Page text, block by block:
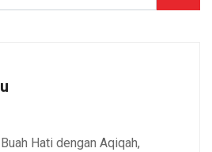
Hati dengan Aqiqah,